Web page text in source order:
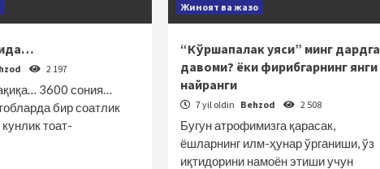
2 197
3600 сония…
бир соатлик
тоат-
Жиноят ва жазо
“Кўршапалак уяси” минг дардга
давоми? ёки фирибгарнинг янги
найранги
7 yil oldin Behzod 2 508
Бугун атрофимизга қарасак,
ёшларнинг илм-ҳунар ўрганиши, ўз
иқтидорини намоён этиши учун